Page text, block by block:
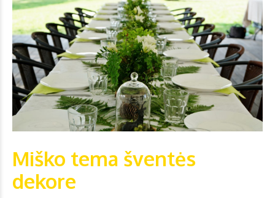
Miško tema šventės
dekore